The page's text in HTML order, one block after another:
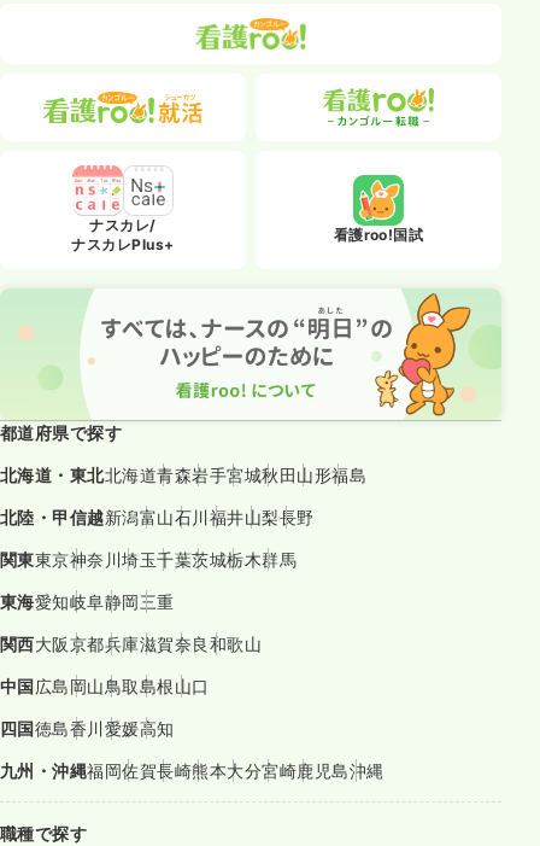
ナスカレ/
ナスカレPlus+
看護roo!国試
都道府県で探す
北海道・東北北海道青森岩手宮城秋田山形福島
北陸・甲信越新潟富山石川福井山梨長野
関東東京神奈川埼玉千葉茨城栃木群馬
東海愛知岐阜静岡三重
関西大阪京都兵庫滋賀奈良和歌山
中国広島岡山鳥取島根山口
四国徳島香川愛媛高知
九州・沖縄福岡佐賀長崎熊本大分宮崎鹿児島沖縄
職種で探す